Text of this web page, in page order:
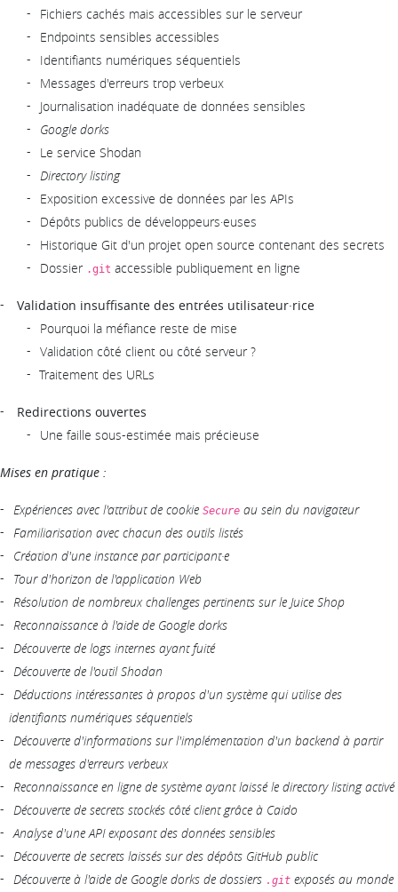
Fichiers cachés mais accessibles sur le serveur
Endpoints sensibles accessibles
Identifiants numériques séquentiels
Messages d'erreurs trop verbeux
Journalisation inadéquate de données sensibles
Google dorks
Le service Shodan
Directory listing
Exposition excessive de données par les APIs
Dépôts publics de développeurs·euses
Historique Git d'un projet open source contenant des secrets
Dossier .git accessible publiquement en ligne
Validation insuffisante des entrées utilisateur·rice
Pourquoi la méfiance reste de mise
Validation côté client ou côté serveur ?
Traitement des URLs
Redirections ouvertes
Une faille sous-estimée mais précieuse
Mises en pratique :
Expériences avec l'attribut de cookie Secure au sein du navigateur
Familiarisation avec chacun des outils listés
Création d'une instance par participant·e
Tour d'horizon de l'application Web
Résolution de nombreux challenges pertinents sur le Juice Shop
Reconnaissance à l'aide de Google dorks
Découverte de logs internes ayant fuité
Découverte de l'outil Shodan
Déductions intéressantes à propos d'un système qui utilise des
identifiants numériques séquentiels
Découverte d'informations sur l'implémentation d'un backend à partir
de messages d'erreurs verbeux
Reconnaissance en ligne de système ayant laissé le directory listing activé
Découverte de secrets stockés côté client grâce à Caido
Analyse d'une API exposant des données sensibles
Découverte de secrets laissés sur des dépôts GitHub public
Découverte à l'aide de Google dorks de dossiers .git exposés au monde